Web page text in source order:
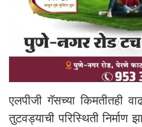
एलपीजी गॅसच्या किमतीतही
तुटवड्याची परिस्थिती निर्माण